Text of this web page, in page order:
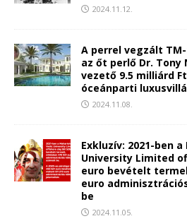
2024.11.12.
A perrel vegzált
az őt perlő Dr. Tony
vezető 9.5 milliárd
óceánparti
2024.11.08.
Exkluzív: 2021-ben
University Limited
euro bevételt
euro
be
2024.11.05.